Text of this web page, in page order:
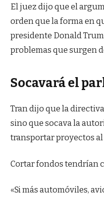
El juez dijo que el
orden que la forma en
presidente Donald
problemas que surgen
Socavará el
Tran dijo que la
sino que socava la
transportar proyectos al
Cortar fondos tendrían
«Si más automóviles,